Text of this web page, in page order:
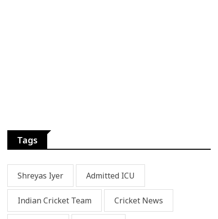
Tags
Shreyas Iyer Admitted ICU
Indian Cricket Team Cricket News